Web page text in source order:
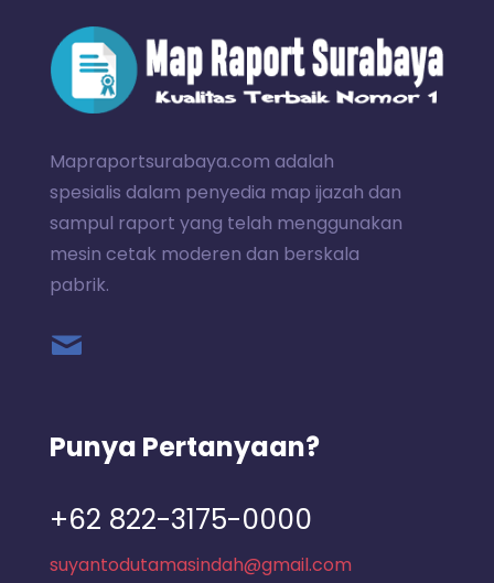
Mapraportsurabaya.com adalah
spesialis dalam penyedia map ijazah dan
sampul raport yang telah menggunakan
mesin cetak moderen dan berskala
pabrik.
Punya Pertanyaan?
+62 822-3175-0000
suyantodutamasindah@gmail.com